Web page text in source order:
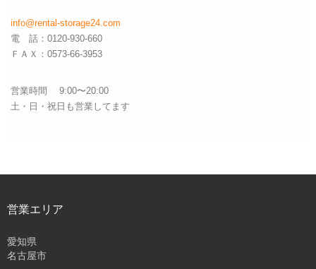
info@rental-storage24.com
電 話：0120-930-660
ＦＡＸ：0573-66-3953
営業時間 9:00〜20:00
土・日・祝日も営業してます
営業エリア
愛知県
名古屋市